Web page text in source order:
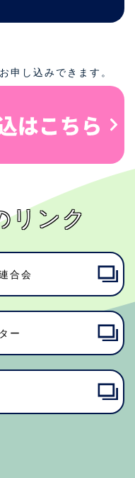
申し込みできます。
リンク
合会
ー